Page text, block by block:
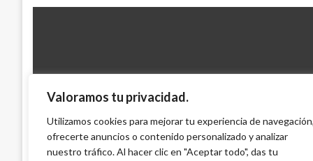
Valoramos tu privacidad.
Utilizamos cookies para mejorar tu experiencia de navegación,
ofrecerte anuncios o contenido personalizado y analizar
nuestro tráfico. Al hacer clic en "Aceptar todo", das tu
NOTICIA EXTRAORDINARIA
La aberrante situación que hay detrás
masiva de niños en el Colegio Marco